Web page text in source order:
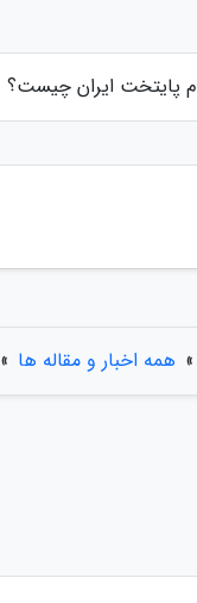
پایتخت ایران چیست؟
» همه اخبار و مقاله ها »